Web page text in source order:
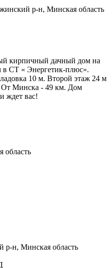
р-н, Минская область
кирпичный дачный дом на
в СТ « Энергетик-плюс».
10 м. Второй этаж 24 м
От Минска - 49 км. Дом
ждет вас!
область
р-н, Минская область